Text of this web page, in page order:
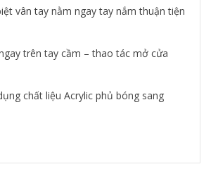
vân tay nằm ngay tay nắm thuận tiện
trên tay cầm – thao tác mở cửa
chất liệu Acrylic phủ bóng sang